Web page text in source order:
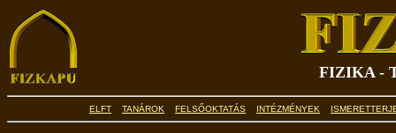
FIZIKA -
ELFT TANÁROK FELSŐOKTATÁS INTÉZMÉNYEK